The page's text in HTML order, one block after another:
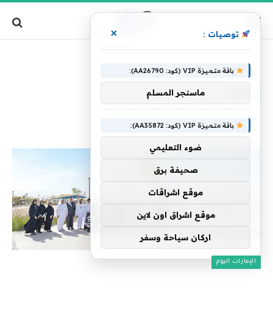
الإمارات اليوم
توصيات : ×
باقة متميزة VIP (كود: AA26790):
ماسنجر المسلم
باقة متميزة VIP (كود: AA35872):
ضوء التعليمي
صحيفة برق
موقع اشراقات
موقع اشراق اون لاين
اركان سياحة وسفر